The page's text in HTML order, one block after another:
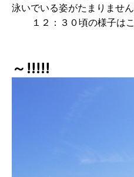
泳いでいる姿がたまりませ
１２：３０頃の様子は
～!!!!!